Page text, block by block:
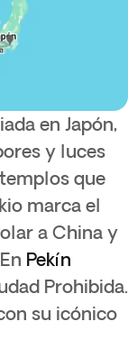
en Japón,
y luces
que
marca el
a China y
Pekín
Prohibida.
su icónico